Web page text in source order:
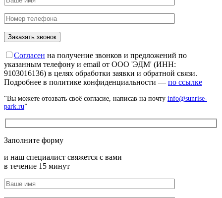
Согласен на получение звонков и предложений по
указанным телефону и email от ООО 'ЭДМ' (ИНН:
9103016136) в целях обработки заявки и обратной связи.
Подробнее в политике конфиденциальности — по ссылке
“Вы можете отозвать своё согласие, написав на почту info@sunrise-
park.ru”
Заполните форму
и наш специалист свяжется с вами
в течение 15 минут